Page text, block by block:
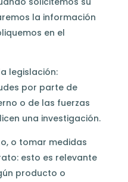
la información
en el
legislación:
por parte de
o de las fuerzas
una investigación.
o tomar medidas
esto es relevante
producto o